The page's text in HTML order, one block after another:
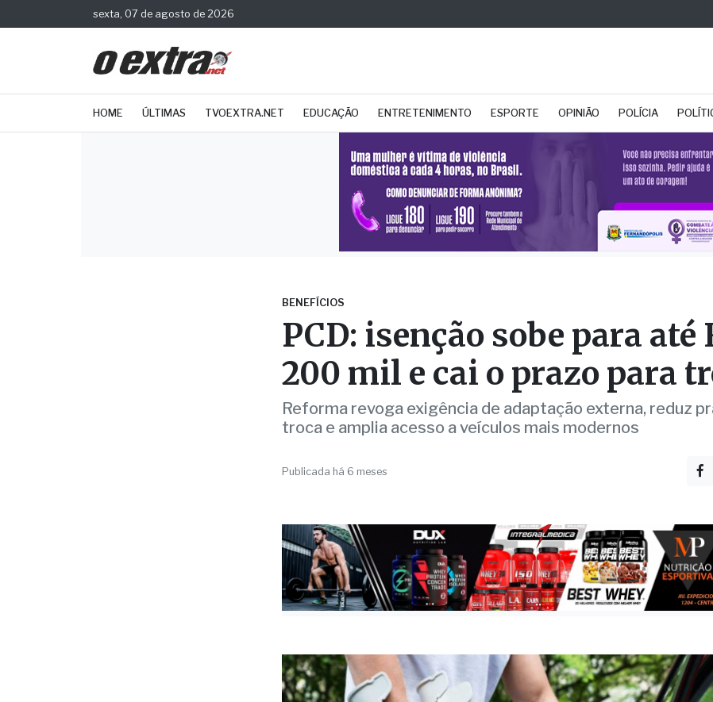
sexta, 07 de agosto de 2026
HOME ÚLTIMAS TVOEXTRA.NET EDUCAÇÃO ENTRETENIMENTO ESPORTE OPINIÃO POLÍCIA
BENEFÍCIOS
PCD: isenção sobe para até
200 mil e cai o prazo para
Reforma revoga exigência de adaptação externa, reduz
troca e amplia acesso a veículos mais modernos
Publicada há 6 meses